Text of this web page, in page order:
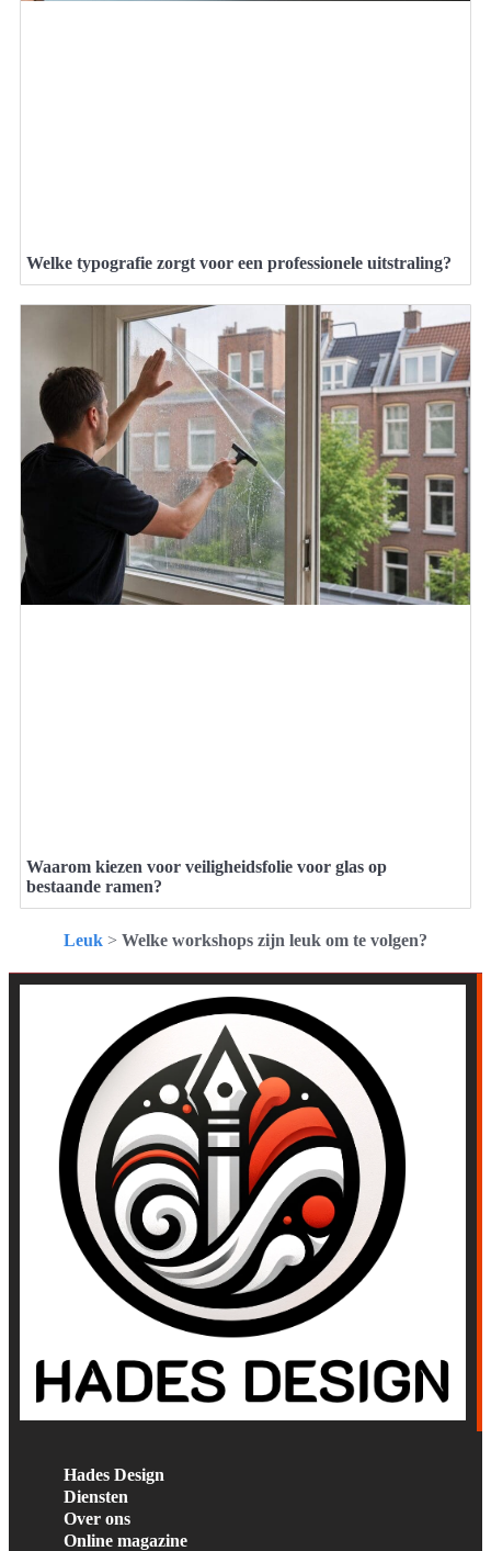
Welke typografie zorgt voor een professionele uitstraling?
Waarom kiezen voor veiligheidsfolie voor glas op
bestaande ramen?
Leuk > Welke workshops zijn leuk om te volgen?
Hades Design
Diensten
Over ons
Online magazine